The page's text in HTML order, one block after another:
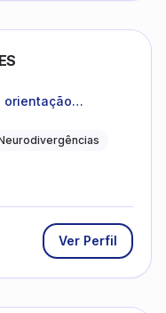
orientação
Ver Perfil